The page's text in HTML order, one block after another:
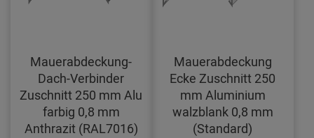
Mauerabdeckung-
Dach-Verbinder
Zuschnitt 250 mm Alu
farbig 0,8 mm
Anthrazit (RAL7016)
Mauerabdeckung
Ecke Zuschnitt 250
mm Aluminium
walzblank 0,8 mm
(Standard)